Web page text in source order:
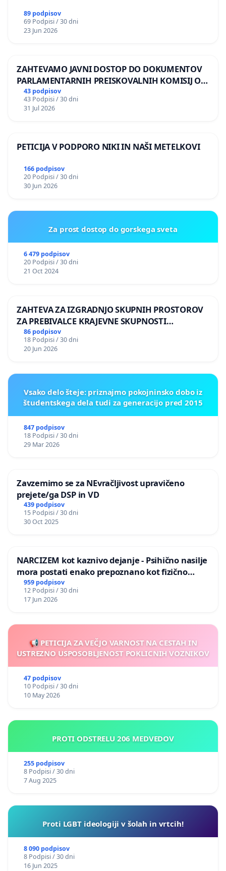
89 podpisov
69 Podpisi / 30 dni
23 Jun 2026
ZAHTEVAMO JAVNI DOSTOP DO DOKUMENTOV
PARLAMENTARNIH PREISKOVALNIH KOMISIJ O
ILEGALNI TRGOVINI Z OROŽJEM
43 podpisov
43 Podpisi / 30 dni
31 Jul 2026
PETICIJA V PODPORO NIKI IN NAŠI METELKOVI
166 podpisov
20 Podpisi / 30 dni
30 Jun 2026
Za prost dostop do gorskega sveta
6 479 podpisov
20 Podpisi / 30 dni
21 Oct 2024
ZAHTEVA ZA IZGRADNJO SKUPNIH PROSTOROV
ZA PREBIVALCE KRAJEVNE SKUPNOSTI
PRESTRANEK
86 podpisov
18 Podpisi / 30 dni
20 Jun 2026
Vsako delo šteje: priznajmo pokojninsko dobo iz
študentskega dela tudi za generacijo pred 2015
847 podpisov
18 Podpisi / 30 dni
29 Mar 2026
Zavzemimo se za NEvračljivost upravičeno
prejete/ga DSP in VD
439 podpisov
15 Podpisi / 30 dni
30 Oct 2025
NARCIZEM kot kaznivo dejanje - Psihično nasilje
mora postati enako prepoznano kot fizično
nasilje
959 podpisov
12 Podpisi / 30 dni
17 Jun 2026
📢 PETICIJA ZA VEČJO VARNOST NA CESTAH IN
USTREZNO USPOSOBLJENOST POKLICNIH VOZNIKOV
47 podpisov
10 Podpisi / 30 dni
10 May 2026
PROTI ODSTRELU 206 MEDVEDOV
255 podpisov
8 Podpisi / 30 dni
7 Aug 2025
Proti LGBT ideologiji v šolah in vrtcih!
8 090 podpisov
8 Podpisi / 30 dni
16 Jun 2025